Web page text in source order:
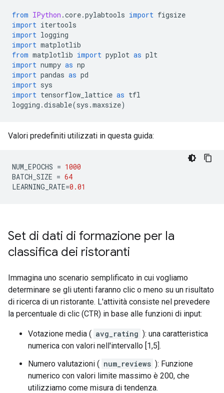
from IPython .core.pylabtools import figsize
import itertools
import logging
import matplotlib
from matplotlib import pyplot as plt
import numpy as np
import pandas as pd
import sys
import tensorflow_lattice as tfl
logging .disable(sys .maxsize)
Valori predefiniti utilizzati in questa guida:
NUM_EPOCHS = 1000
BATCH_SIZE = 64
LEARNING_RATE=0.01
Set di dati di formazione per la
classifica dei ristoranti
Immagina uno scenario semplificato in cui vogliamo
determinare se gli utenti faranno clic o meno su un risultato
di ricerca di un ristorante. L'attività consiste nel prevedere
la percentuale di clic (CTR) in base alle funzioni di input:
Votazione media ( avg_rating ): una caratteristica
numerica con valori nell'intervallo [1,5].
Numero valutazioni ( num_reviews ): Funzione
numerico con valori limite massimo è 200, che
utilizziamo come misura di tendenza.